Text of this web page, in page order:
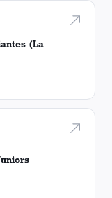
1 victoria
(La